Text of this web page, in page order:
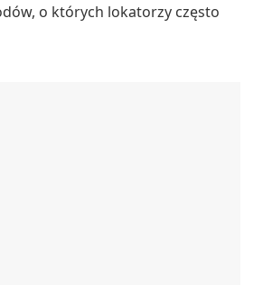
o których lokatorzy często